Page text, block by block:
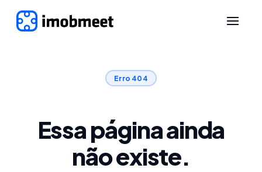
Erro 404
Essa página ainda
não existe.